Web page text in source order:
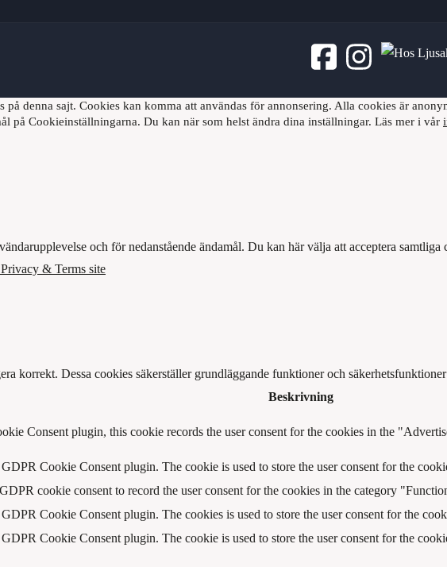
denna sajt. Cookies kan komma att användas för annonsering. Alla cookies är
på Cookieinställningarna. Du kan när som helst ändra dina inställningar. Läs mer i vår
och för nedanstående ändamål. Du kan här välja att acceptera samtliga
Privacy & Terms site
korrekt. Dessa cookies säkerställer grundläggande funktioner och
Beskrivning
Consent plugin, this cookie records the user consent for the cookies in the
Cookie Consent plugin. The cookie is used to store the user consent for the
cookie consent to record the user consent for the cookies in the category
Cookie Consent plugin. The cookies is used to store the user consent for the
Cookie Consent plugin. The cookie is used to store the user consent for the